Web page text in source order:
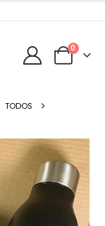
0
TODOS